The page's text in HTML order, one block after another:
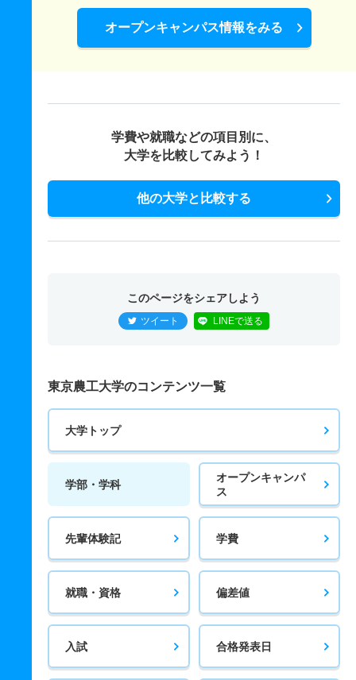
オープンキャンパス情報をみる
学費や就職などの項目別に、
大学を比較してみよう！
他の大学と比較する
このページをシェアしよう
ツイート LINEで送る
東京農工大学のコンテンツ一覧
大学トップ
学部・学科
オープンキャンパ
ス
先輩体験記 学費
就職・資格 偏差値
入試 合格発表日